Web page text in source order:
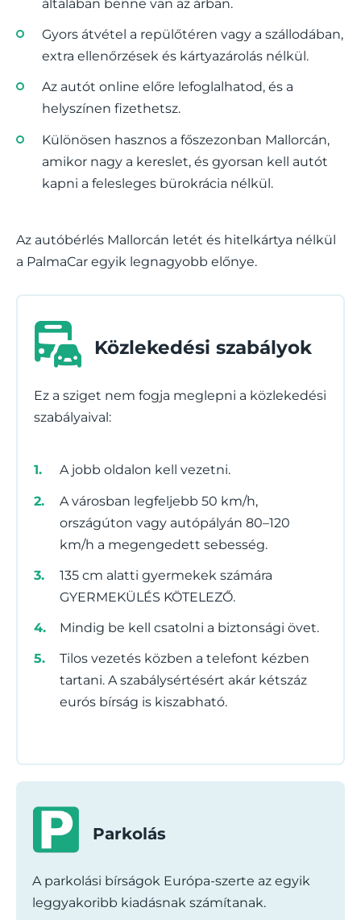
általában benne van az árban.
Gyors átvétel a repülőtéren vagy a szállodában,
extra ellenőrzések és kártyazárolás nélkül.
Az autót online előre lefoglalhatod, és a
helyszínen fizethetsz.
Különösen hasznos a főszezonban Mallorcán,
amikor nagy a kereslet, és gyorsan kell autót
kapni a felesleges bürokrácia nélkül.
Az autóbérlés Mallorcán letét és hitelkártya nélkül
a PalmaCar egyik legnagyobb előnye.
Közlekedési szabályok
Ez a sziget nem fogja meglepni a közlekedési
szabályaival:
A jobb oldalon kell vezetni.
A városban legfeljebb 50 km/h,
országúton vagy autópályán 80–120
km/h a megengedett sebesség.
135 cm alatti gyermekek számára
GYERMEKÜLÉS KÖTELEZŐ.
Mindig be kell csatolni a biztonsági övet.
Tilos vezetés közben a telefont kézben
tartani. A szabálysértésért akár kétszáz
eurós bírság is kiszabható.
Parkolás
A parkolási bírságok Európa-szerte az egyik
leggyakoribb kiadásnak számítanak.